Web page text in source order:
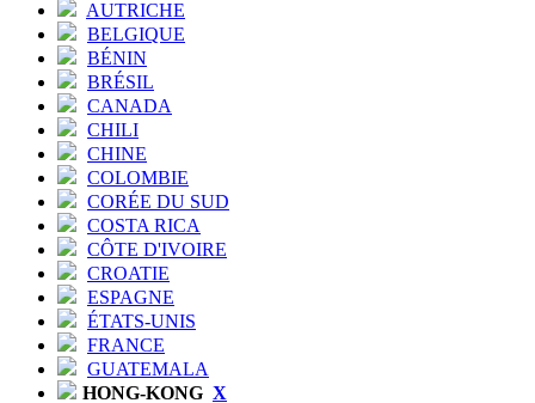
AUTRICHE
BELGIQUE
BÉNIN
BRÉSIL
CANADA
CHILI
CHINE
COLOMBIE
CORÉE DU SUD
COSTA RICA
CÔTE D'IVOIRE
CROATIE
ESPAGNE
ÉTATS-UNIS
FRANCE
GUATEMALA
HONG-KONG X